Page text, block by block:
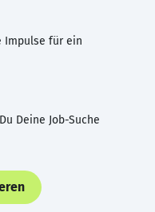
Impulse für ein
Deine Job-Suche